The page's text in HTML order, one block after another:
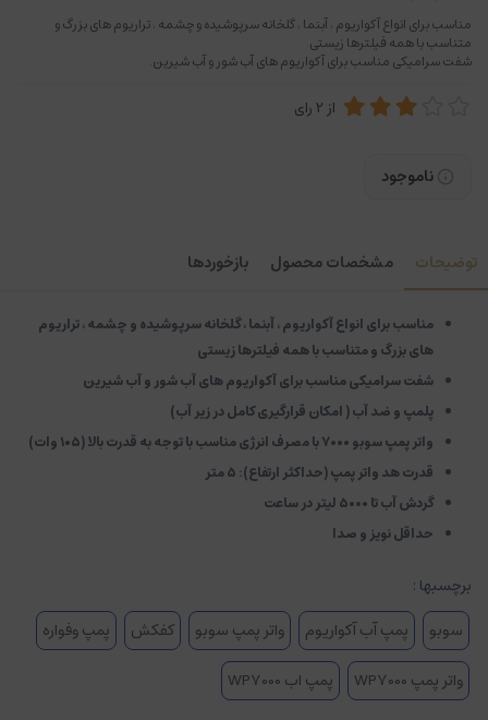
مناسب برای انواع آکواریوم ، آبنما ، گلخانه سرپوشیده و چشمه ، تراریوم های بزرگ و
متناسب با همه فیلترها زیستی.
شفت سرامیکی مناسب برای آکواریوم های آب شور و آب شیرین.
از 2رای
ناموجود
توضیحات مشخصات محصول بازخوردها
مناسب برای انواع آکواریوم ، آبنما ، گلخانه سرپوشیده و چشمه ، تراریوم
های بزرگ و متناسب با همه فیلترها زیستی
شفت سرامیکی مناسب برای آکواریوم های آب شور و آب شیرین
پلمپ و ضد آب ( امکان قرارگیری کامل در زیر آب)
واتر پمپ سوبو ۷۰۰۰ با مصرف انرژی مناسب با توجه به قدرت بالا (۱۰۵ وات)
قدرت هد واتر پمپ (حداکثر ارتفاع): ۵ متر
گردش آب تا ۵۰۰۰ لیتر در ساعت
حداقل نویز و صدا
برچسبها :
سوبو
پمپ آب آکواریوم واتر پمپ سوبو کفکش
پمپ وفواره
واتر پمپ WP7000
پمپ اب WP7000